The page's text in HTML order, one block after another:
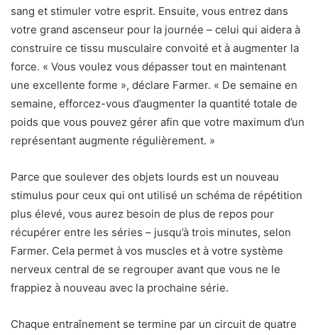
sang et stimuler votre esprit. Ensuite, vous entrez dans
votre grand ascenseur pour la journée – celui qui aidera à
construire ce tissu musculaire convoité et à augmenter la
force. « Vous voulez vous dépasser tout en maintenant
une excellente forme », déclare Farmer. « De semaine en
semaine, efforcez-vous d’augmenter la quantité totale de
poids que vous pouvez gérer afin que votre maximum d’un
représentant augmente régulièrement. »
Parce que soulever des objets lourds est un nouveau
stimulus pour ceux qui ont utilisé un schéma de répétition
plus élevé, vous aurez besoin de plus de repos pour
récupérer entre les séries – jusqu’à trois minutes, selon
Farmer. Cela permet à vos muscles et à votre système
nerveux central de se regrouper avant que vous ne le
frappiez à nouveau avec la prochaine série.
Chaque entraînement se termine par un circuit de quatre